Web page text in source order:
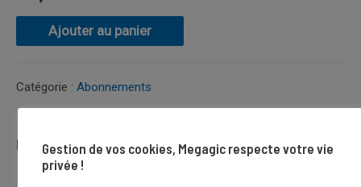
quantitéAjouter au panier
Catégorie : Abonnements
Description
Gestion de vos cookies, Megagic respecte votre vie
privée !